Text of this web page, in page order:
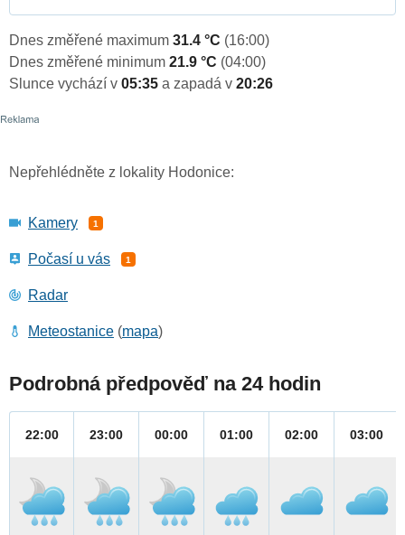
Dnes změřené maximum 31.4 °C (16:00)
Dnes změřené minimum 21.9 °C (04:00)
Slunce vychází v 05:35 a zapadá v 20:26
Nepřehlédněte z lokality Hodonice:
Kamery 1
Počasí u vás 1
Radar
Meteostanice (mapa)
Podrobná předpověď na 24 hodin
22:00 23:00 00:00 01:00 02:00 03:00